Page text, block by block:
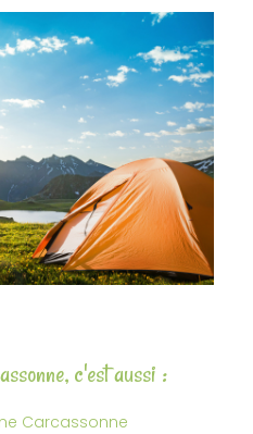
c'est aussi :
Carcassonne